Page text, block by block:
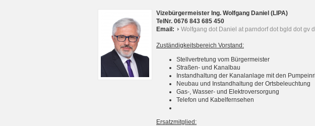
Vizebürgermeister Ing. Wolfgang Daniel (LIPA)
TelNr. 0676 843 685 450
Email:
Wolfgang dot Daniel at parndorf dot bgld dot gv
Zuständigkeitsbereich Vorstand:
Stellvertretung vom Bürgermeister
Straßen- und Kanalbau
Instandhaltung der Kanalanlage mit den
Neubau und Instandhaltung der Ortsbeleuchtung
Gas-, Wasser- und Elektroversorgung
Telefon und Kabelfernsehen
Ersatzmitglied: